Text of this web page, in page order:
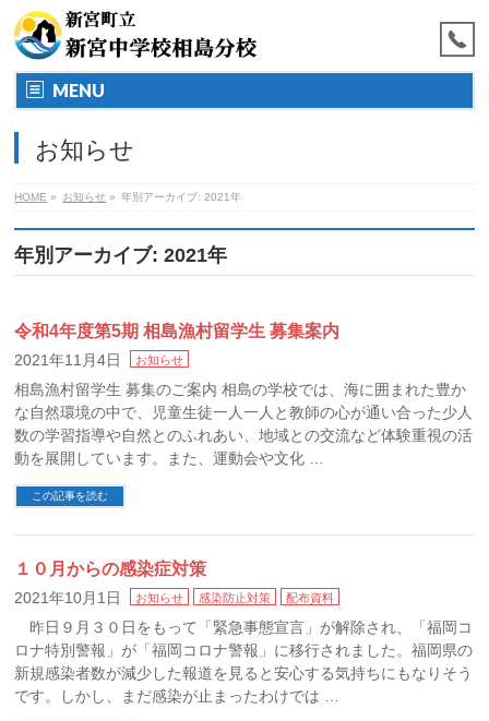
MENU
お知らせ
HOME » お知らせ » 年別アーカイブ: 2021年
年別アーカイブ: 2021年
令和4年度第5期 相島漁村留学生 募集案内
2021年11月4日 お知らせ
相島漁村留学生 募集のご案内 相島の学校では、海に囲まれた豊か
な自然環境の中で、児童生徒一人一人と教師の心が通い合った少人
数の学習指導や自然とのふれあい、地域との交流など体験重視の活
動を展開しています。また、運動会や文化 …
この記事を読む
１０月からの感染症対策
2021年10月1日 お知らせ 感染防止対策 配布資料
昨日９月３０日をもって「緊急事態宣言」が解除され、「福岡コ
ロナ特別警報」が「福岡コロナ警報」に移行されました。福岡県の
新規感染者数が減少した報道を見ると安心する気持ちにもなりそう
です。しかし、まだ感染が止まったわけでは …